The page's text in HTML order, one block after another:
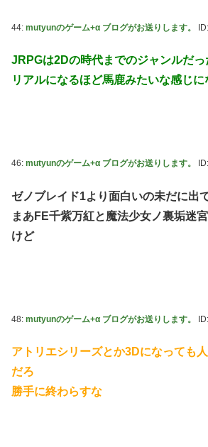
44: mutyunのゲーム+α ブログがお送りします。
JRPGは2Dの時代までのジャンルだっ
リアルになるほど馬鹿みたいな感じに
46: mutyunのゲーム+α ブログがお送りします。
ゼノブレイド1より面白いの未だに出
まあFE千紫万紅と魔法少女ノ裏垢迷
けど
48: mutyunのゲーム+α ブログがお送りします。
アトリエシリーズとか3Dになっても
だろ
勝手に終わらすな